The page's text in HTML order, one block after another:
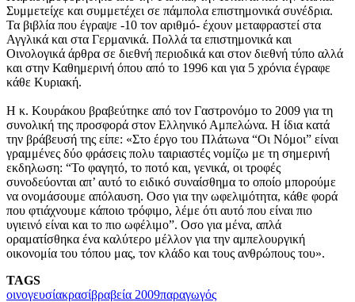
Συμμετείχε και συμμετέχει σε πάμπολα επιστημονικά συνέδρια.
Τα βιβλία που έγραψε -10 τον αριθμό- έχουν μεταφραστεί στα
Αγγλικά και στα Γερμανικά. Πολλά τα επιστημονικά και
Οινολογικά άρθρα σε διεθνή περιοδικά και στον διεθνή τύπο αλλά
και στην Καθημερινή όπου από το 1996 και για 5 χρόνια έγραφε
κάθε Κυριακή.
Η κ. Κουράκου βραβεύτηκε από τον Γαστρονόμο το 2009 για τη
συνολική της προσφορά στον Ελληνικό Αμπελώνα. Η ίδια κατά
την βράβευσή της είπε: «Στο έργο του Πλάτωνα “Oι Νόμοι” είναι
γραμμένες δύο φράσεις πολυ ταιριαστές νομίζω με τη σημερινή
εκδηλωση: “Το φαγητό, το ποτό και, γενικά, οι τροφές
συνοδεύονται απ’ αυτό το ειδικό συναίσθημα το οποίο μπορούμε
να ονομάσουμε απόλαυση. Οσο για την ωφελιμότητα, κάθε φορά
που φτιάχνουμε κάποιο τρόφιμο, λέμε ότι αυτό που είναι πιο
υγιεινό είναι και το πιο ωφέλιμο”. Οσο για μένα, απλά
οραματίσθηκα ένα καλύτερο μέλλον για την αμπελουργική
οικονομία του τόπου μας, τον κλάδο και τους ανθρώπους του».
TAGS
οινογευσίακρασίβραβεία 2009παραγωγός